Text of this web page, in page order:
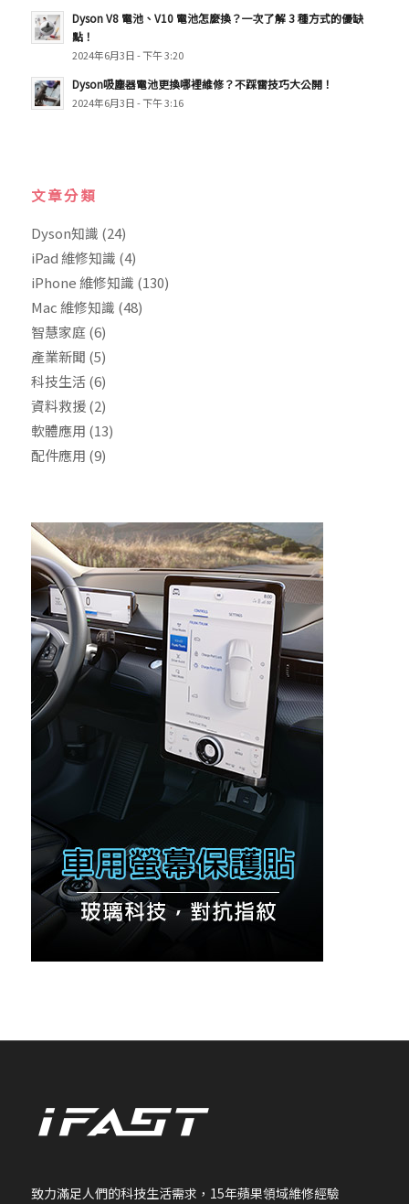
Dyson V8 電池、V10 電池怎麼換？一次了解 3 種方式的優缺
點！
2024年6月3日 - 下午 3:20
Dyson吸塵器電池更換哪裡維修？不踩雷技巧大公開！
2024年6月3日 - 下午 3:16
文章分類
Dyson知識 (24)
iPad 維修知識 (4)
iPhone 維修知識 (130)
Mac 維修知識 (48)
智慧家庭(6)
產業新聞 (5)
科技生活(6)
資料救援(2)
軟體應用 (13)
配件應用 (9)
致力滿足人們的科技生活需求， 15年蘋果領域維修經驗